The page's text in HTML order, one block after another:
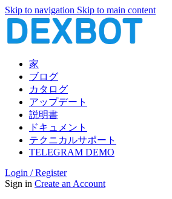
Skip to navigation Skip to main content
家
ブログ
カタログ
アップデート
説明書
ドキュメント
テクニカルサポート
TELEGRAM DEMO
Login / Register
Sign in Create an Account